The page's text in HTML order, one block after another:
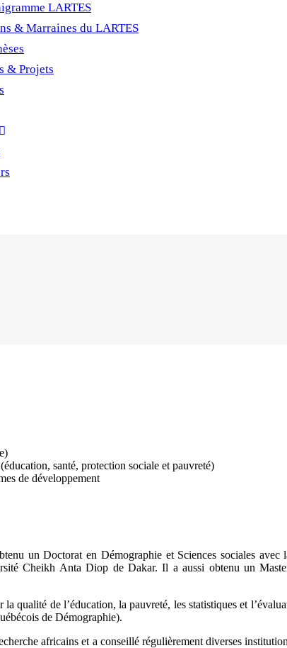
LARTES
& Marraines du LARTES
& Projets
santé, protection sociale et pauvreté)
de développement
un Doctorat en Démographie et Sciences sociales
Cheikh Anta Diop de Dakar. Il a aussi obtenu un
la qualité de l’éducation, la pauvreté, les statistiques et
de Démographie).
africains et a conseillé régulièrement diverses